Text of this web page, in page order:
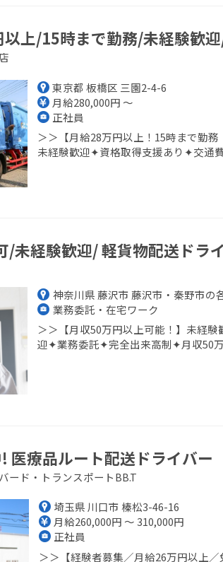
上/15時まで勤務/未経験歓
東京都 板橋区 三園2-4-6
月給280,000円 ～
正社員
＞＞【月給28万円以上！15時まで勤
未経験歓迎✦資格取得支援あり✦交通
/未経験歓迎/ 軽貨物配送ドラ
神奈川県 藤沢市 藤沢市・秦野市の
業務委託・在宅ワーク
＞＞【月収50万円以上可能！】未経
迎✦業務委託✦完全出来高制✦月収50
医療品ルート配送ドライバー
ード・トランスポートBB.T
埼玉県 川口市 榛松3-46-16
月給260,000円 ～ 310,000円
正社員
＞＞【経験者募集／月給26万円以上